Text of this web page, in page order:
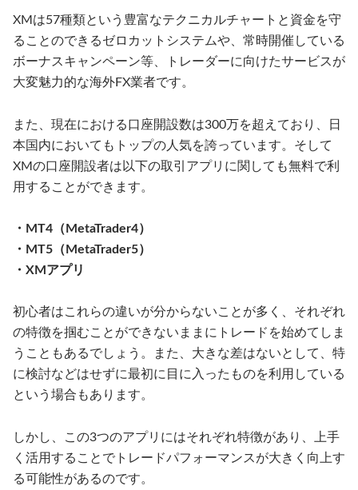
XMは57種類という豊富なテクニカルチャートと資金を守
ることのできるゼロカットシステムや、常時開催している
ボーナスキャンペーン等、トレーダーに向けたサービスが
大変魅力的な海外FX業者です。
また、現在における口座開設数は300万を超えており、日
本国内においてもトップの人気を誇っています。そして
XMの口座開設者は以下の取引アプリに関しても無料で利
用することができます。
・MT4（MetaTrader4）
・MT5（MetaTrader5）
・XMアプリ
初心者はこれらの違いが分からないことが多く、それぞれ
の特徴を掴むことができないままにトレードを始めてしま
うこともあるでしょう。また、大きな差はないとして、特
に検討などはせずに最初に目に入ったものを利用している
という場合もあります。
しかし、この3つのアプリにはそれぞれ特徴があり、上手
く活用することでトレードパフォーマンスが大きく向上す
る可能性があるのです。